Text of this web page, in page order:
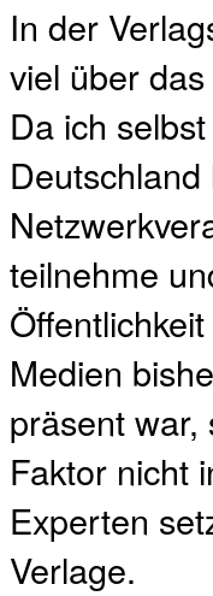
In der
viel über
Da ich
teilnehme
Medien
präsent war,
Faktor nicht
Experten
Verlage.